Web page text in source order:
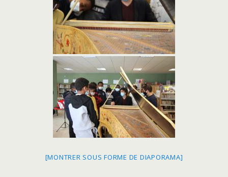
[MONTRER SOUS FORME DE DIAPORAMA]